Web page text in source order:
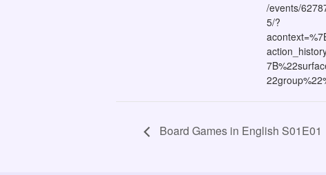
/events/
5/?
Board Games in English S01E01